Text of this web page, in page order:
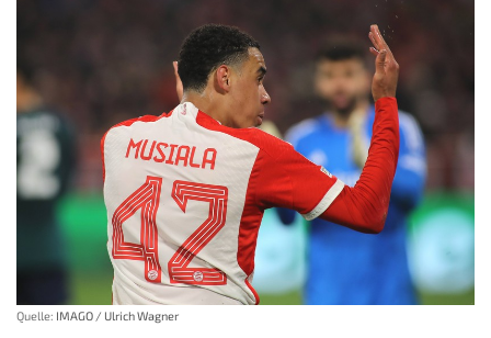
Quelle: IMAGO / Ulrich Wagner